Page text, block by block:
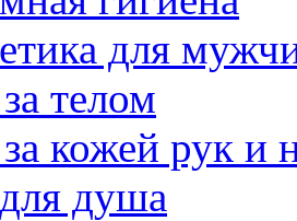
для
телом
кожей рук и
душа